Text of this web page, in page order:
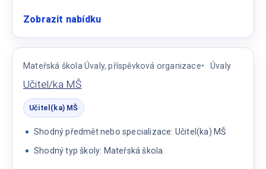
Zobrazit nabídku:
MŠ
Mateřská škola Úvaly, příspěvková organizace Úvaly
Učitel/ka MŠ
Učitel(ka) MŠ
Shodný předmět nebo specializace: Učitel(ka) MŠ
Shodný typ školy: Mateřská škola